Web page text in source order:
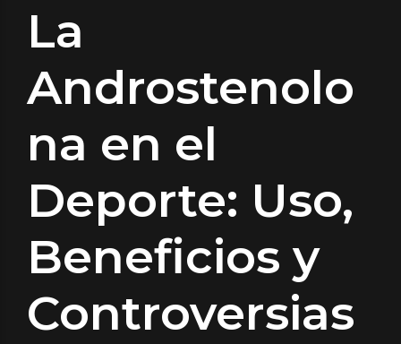
La
Androstenolo
na en el
Deporte: Uso,
Beneficios y
Controversias